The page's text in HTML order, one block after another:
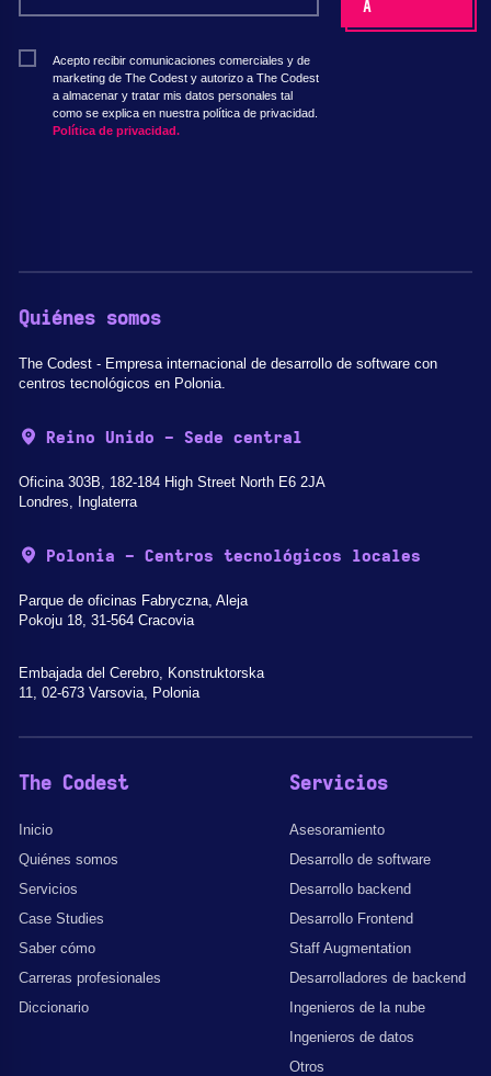
Acepto recibir comunicaciones comerciales y de
marketing de The Codest y autorizo a The Codest
a almacenar y tratar mis datos personales tal
como se explica en nuestra política de privacidad.
Política de privacidad.
Quiénes somos
The Codest - Empresa internacional de desarrollo de software con
centros tecnológicos en Polonia.
Reino Unido - Sede central
Oficina 303B, 182-184 High Street North E6 2JA
Londres, Inglaterra
Polonia - Centros tecnológicos locales
Parque de oficinas Fabryczna, Aleja
Pokoju 18, 31-564 Cracovia
Embajada del Cerebro, Konstruktorska
11, 02-673 Varsovia, Polonia
The Codest
Inicio
Quiénes somos
Servicios
Case Studies
Saber cómo
Carreras profesionales
Diccionario
Servicios
Asesoramiento
Desarrollo de software
Desarrollo backend
Desarrollo Frontend
Staff Augmentation
Desarrolladores de backend
Ingenieros de la nube
Ingenieros de datos
Otros